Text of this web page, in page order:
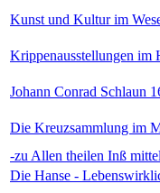
Kunst und Kultur im
Krippenausstellungen im
Johann Conrad Schlaun
Die Kreuzsammlung im
-zu Allen theilen Inß
Die Hanse -